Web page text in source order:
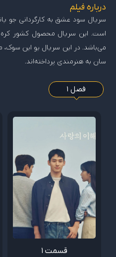
درباره فیلم
است. این سریال محصول کشور کره
می‌باشد. در این سریال یو این سوک،
سان به هنرمندی پرداخته‌اند.
فصل 1
قسمت 1